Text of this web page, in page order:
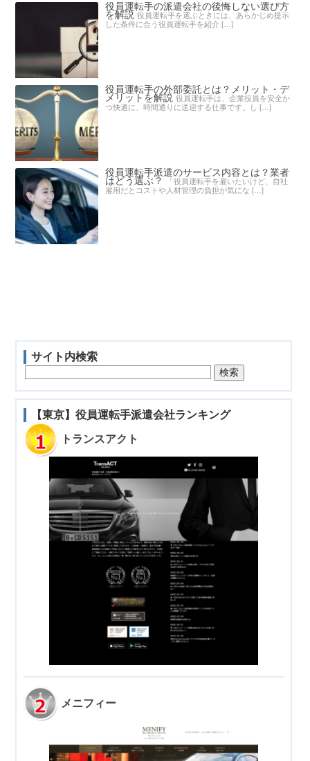
役員運転手の派遣会社の後悔しない選び方
を解説 役員運転手を選ぶときには、あらかじめ提示
した条件に合う役員運転手を紹介 […]
役員運転手の外部委託とは？メリット・デ
メリットを解説 役員運転手は、企業役員を安全か
つ快適に、時間通りに送迎する仕事です。し […]
役員運転手派遣のサービス内容とは？業者
はどう選ぶ？
「役員運転手を雇いたいけど、自社
雇用だとコストや人材管理の負担が気にな […]
サイト内検索
【東京】役員運転手派遣会社ランキング
トランスアクト
メニフィー